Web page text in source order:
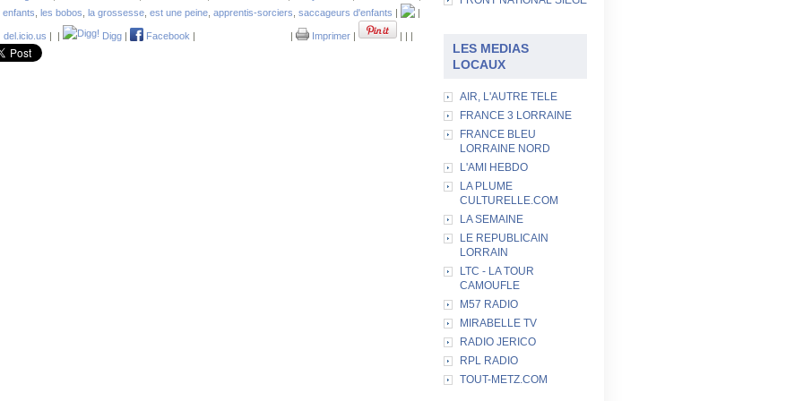
LES MEDIAS
LOCAUX
AIR, L'AUTRE TELE
FRANCE 3 LORRAINE
FRANCE BLEU
LORRAINE NORD
L'AMI HEBDO
LA PLUME
CULTURELLE.COM
LA SEMAINE
LE REPUBLICAIN
LORRAIN
LTC - LA TOUR
CAMOUFLE
M57 RADIO
MIRABELLE TV
RADIO JERICO
RPL RADIO
TOUT-METZ.COM
enfants les bobos la grossesse est une peine apprentis-sorciers saccageurs d'enfants | |
| | Digg | Facebook | | Imprimer | | | |